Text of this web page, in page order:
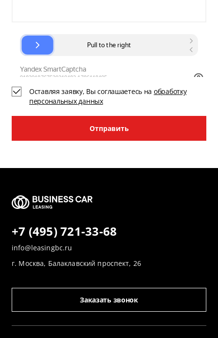
Отправить
Оставляя заявку, Вы соглашаетесь на обработку
персональных данных
+7 (495) 721-33-68
info@leasingbc.ru
г. Москва, Балаклавский проспект, 26
Заказать звонок